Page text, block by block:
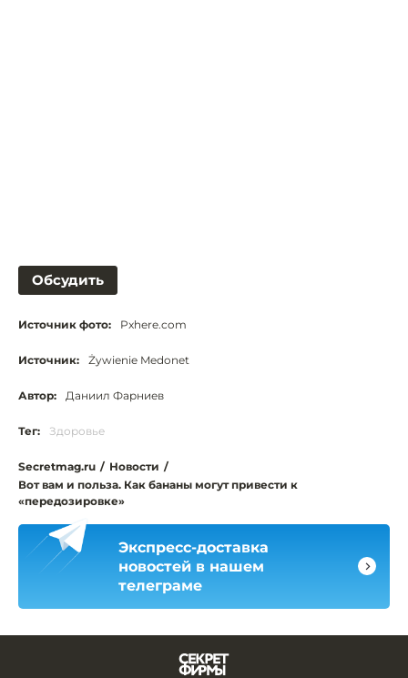
Обсудить
Источник фото: Pxhere.com
Источник: Żywienie Medonet
Автор: Даниил Фарниев
Тег: Здоровье
Secretmag.ru / Новости /
Вот вам и польза. Как бананы могут привести к
«передозировке»
Экспресс-доставка
новостей в нашем
телеграме